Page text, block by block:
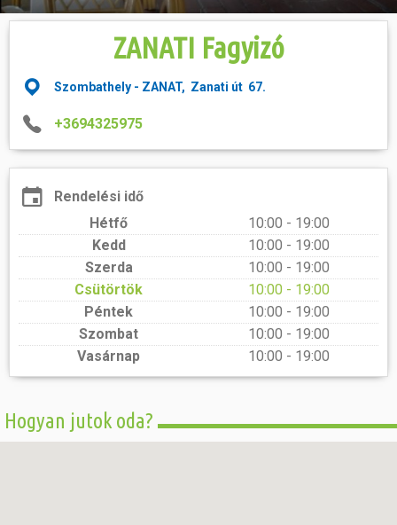
ZANATI Fagyizó
Szombathely - ZANAT, Zanati út 67.
+3694325975
Rendelési idő
Hétfő
10:00 - 19:00
Kedd
10:00 - 19:00
Szerda
10:00 - 19:00
Csütörtök
10:00 - 19:00
Péntek
10:00 - 19:00
Szombat
10:00 - 19:00
Vasárnap
10:00 - 19:00
Hogyan jutok oda?